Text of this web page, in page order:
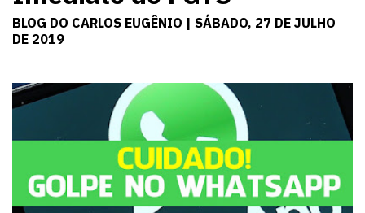
BLOG DO CARLOS EUGÊNIO | SÁBADO, 27 DE JULHO
DE 2019